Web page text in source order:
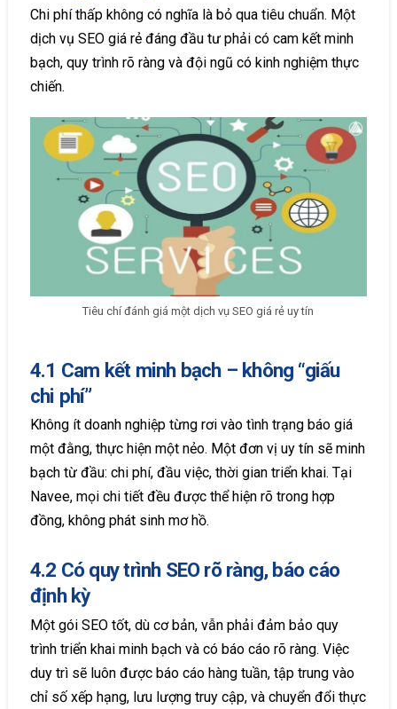
Chi phí thấp không có nghĩa là bỏ qua tiêu chuẩn. Một
dịch vụ SEO giá rẻ đáng đầu tư phải có cam kết minh
bạch, quy trình rõ ràng và đội ngũ có kinh nghiệm thực
chiến.
Tiêu chí đánh giá một dịch vụ SEO giá rẻ uy tín
4.1 Cam kết minh bạch – không “giấu
chi phí”
Không ít doanh nghiệp từng rơi vào tình trạng báo giá
một đằng, thực hiện một nẻo. Một đơn vị uy tín sẽ minh
bạch từ đầu: chi phí, đầu việc, thời gian triển khai. Tại
Navee, mọi chi tiết đều được thể hiện rõ trong hợp
đồng, không phát sinh mơ hồ.
4.2 Có quy trình SEO rõ ràng, báo cáo
định kỳ
Một gói SEO tốt, dù cơ bản, vẫn phải đảm bảo quy
trình triển khai minh bạch và có báo cáo rõ ràng. Việc
duy trì sẽ luôn được báo cáo hàng tuần, tập trung vào
chỉ số xếp hạng, lưu lượng truy cập, và chuyển đổi thực